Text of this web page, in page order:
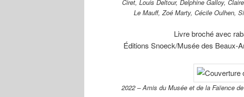
Ciret, Louis Deltour, Delphine Galloy,
Le Mauff, Zoé Marty, Cécile Oulhen,
Livre broché avec
Éditions Snoeck/Musée des Beaux-
2022 – Amis du Musée et de la Faïence